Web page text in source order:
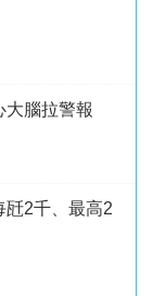
腦拉警報
2千、最高2